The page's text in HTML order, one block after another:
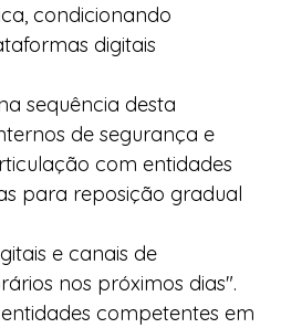
condicionando
digitais
sequência desta
de segurança e
com entidades
para reposição gradual
e canais de
nos próximos dias".
competentes em